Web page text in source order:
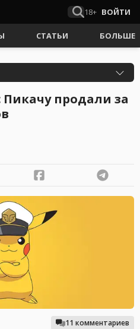
18+ ВОЙТИ
СТАТЬИ БОЛЬШЕ
Пикачу продали за
11 комментариев